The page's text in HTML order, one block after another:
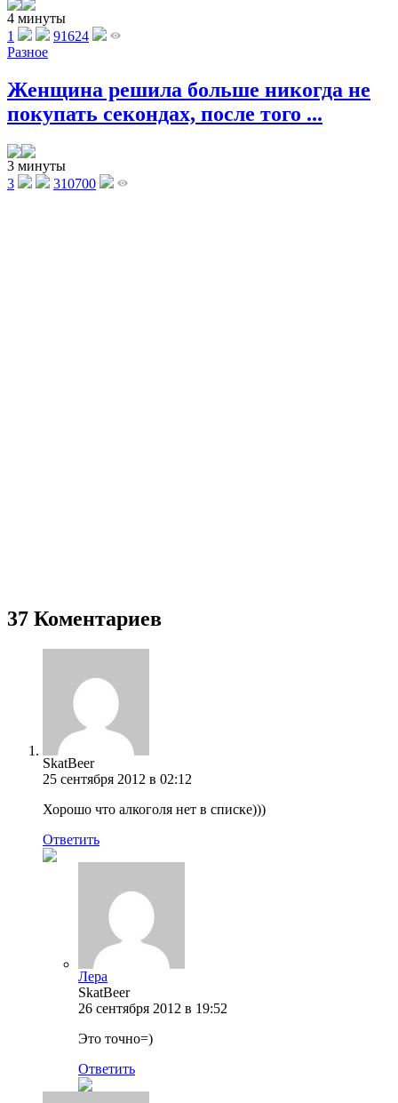
4 минуты
1
91624
Разное
Женщина решила больше никогда не
покупать секондах, после того ...
3 минуты
3
310700
37 Коментариев
SkatBeer
25 сентября 2012 в 02:12
Хорошо что алкоголя нет в списке)))
Ответить
Лера
SkatBeer
26 сентября 2012 в 19:52
Это точно=)
Ответить